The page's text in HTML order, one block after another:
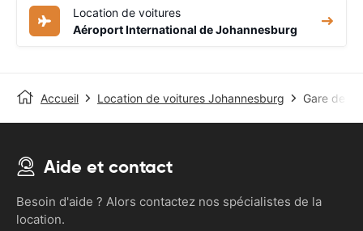
Location de voitures
Aéroport International de Johannesburg
Accueil Location de voitures Johannesburg Gare de
Aide et contact
Besoin d'aide ? Alors contactez nos spécialistes de la
location.